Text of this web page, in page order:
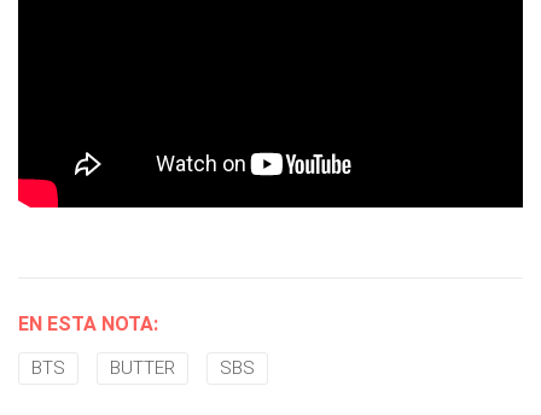
EN ESTA NOTA:
BTS BUTTER SBS